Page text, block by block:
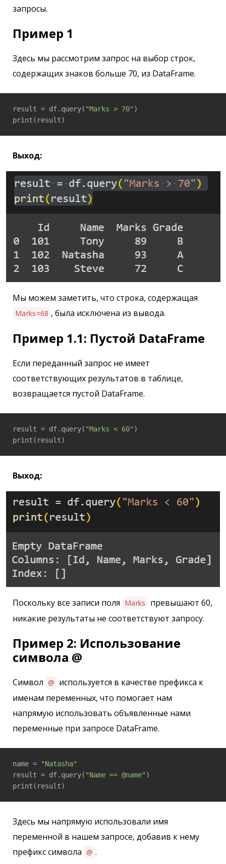
запросы.
Пример 1
Здесь мы рассмотрим запрос на выбор строк,
содержащих знаков больше 70, из DataFrame.
result = df.query( "Marks > 70" )
print(result)
Выход:
Мы можем заметить, что строка, содержащая
Marks=68 , была исключена из вывода.
Пример 1.1: Пустой DataFrame
Если переданный запрос не имеет
соответствующих результатов в таблице,
возвращается пустой DataFrame.
result = df.query( "Marks < 60" )
print(result)
Выход:
Поскольку все записи поля Marks
превышают 60,
никакие результаты не соответствуют запросу.
Пример 2: Использование
символа @
Символ @ используется в качестве префикса к
именам переменных, что помогает нам
напрямую использовать объявленные нами
переменные при запросе DataFrame.
name =
"Natasha"
result = df.query( "Name == @name" )
print(result)
Здесь мы напрямую использовали имя
переменной в нашем запросе, добавив к нему
префикс символа @ .